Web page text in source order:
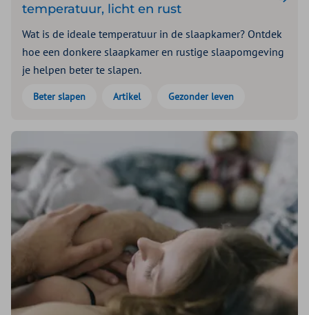
temperatuur, licht en rust
Wat is de ideale temperatuur in de slaapkamer? Ontdek
hoe een donkere slaapkamer en rustige slaapomgeving
je helpen beter te slapen.
Beter slapen Artikel Gezonder leven